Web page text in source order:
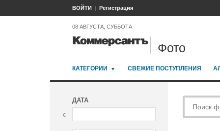
ВОЙТИ Регистрация
08 АВГУСТА, СУББОТА
Фото
КАТЕГОРИИ СВЕЖИЕ ПОСТУПЛЕНИЯ
ДАТА
с